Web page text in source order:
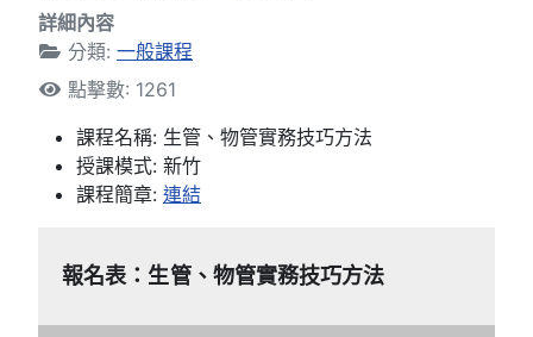
詳細內容
分類: 一般課程
點擊數: 1261
課程名稱: 生管、物管實務技巧方法
授課模式: 新竹
課程簡章: 連結
報名表：生管、物管實務技巧方法